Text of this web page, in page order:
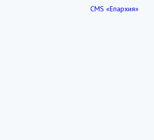
CMS «Епархия»